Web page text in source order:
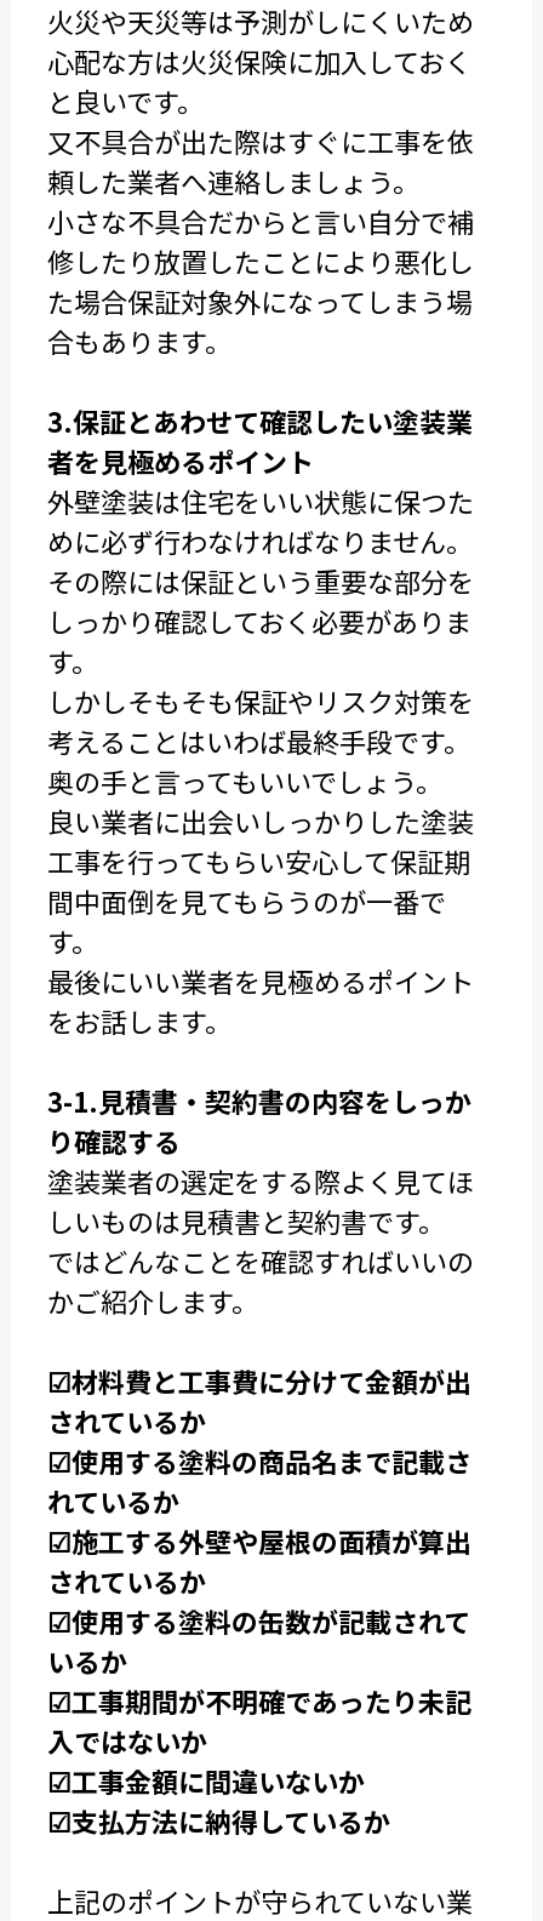
火災や天災等は予測がしにくいため
心配な方は火災保険に加入しておく
と良いです。
又不具合が出た際はすぐに工事を依
頼した業者へ連絡しましょう。
小さな不具合だからと言い自分で補
修したり放置したことにより悪化し
た場合保証対象外になってしまう場
合もあります。
3.保証とあわせて確認したい塗装業
者を見極めるポイント
外壁塗装は住宅をいい状態に保つた
めに必ず行わなければなりません。
その際には保証という重要な部分を
しっかり確認しておく必要がありま
す。
しかしそもそも保証やリスク対策を
考えることはいわば最終手段です。
奥の手と言ってもいいでしょう。
良い業者に出会いしっかりした塗装
工事を行ってもらい安心して保証期
間中面倒を見てもらうのが一番で
す。
最後にいい業者を見極めるポイント
をお話します。
3-1.見積書・契約書の内容をしっか
り確認する
塗装業者の選定をする際よく見てほ
しいものは見積書と契約書です。
ではどんなことを確認すればいいの
かご紹介します。
☑材料費と工事費に分けて金額が出
されているか
☑使用する塗料の商品名まで記載さ
れているか
☑施工する外壁や屋根の面積が算出
されているか
☑使用する塗料の缶数が記載されて
いるか
☑工事期間が不明確であったり未記
入ではないか
☑工事金額に間違いないか
☑支払方法に納得しているか
上記のポイントが守られていない業